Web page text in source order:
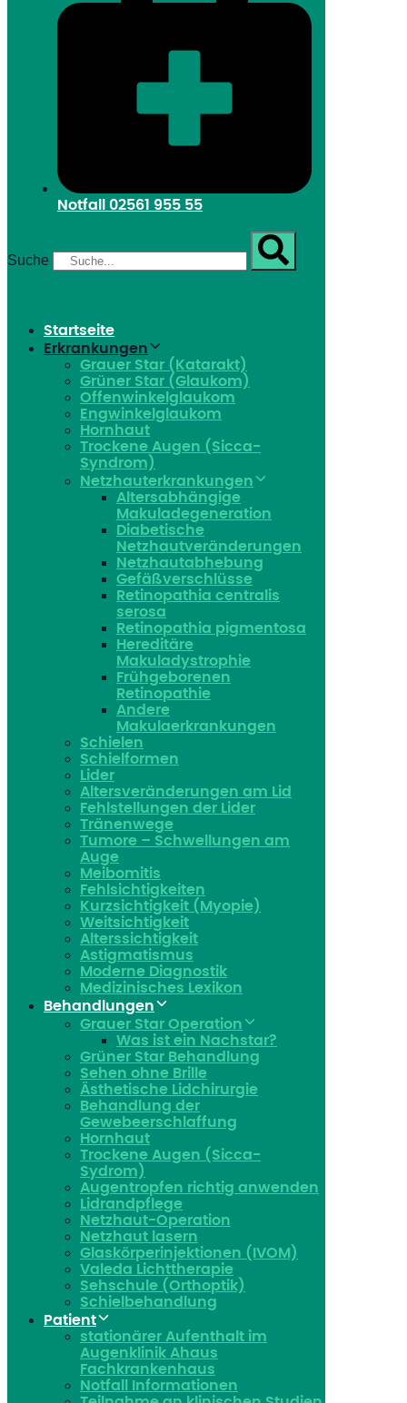
Notfall 02561 955 55
Suche
Startseite
Erkrankungen
Grauer Star (Katarakt)
Grüner Star (Glaukom)
Offenwinkelglaukom
Engwinkelglaukom
Hornhaut
Trockene Augen (Sicca-
Syndrom)
Netzhauterkrankungen
Altersabhängige
Makuladegeneration
Diabetische
Netzhautveränderungen
Netzhautabhebung
Gefäßverschlüsse
Retinopathia centralis
serosa
Retinopathia pigmentosa
Hereditäre
Makuladystrophie
Frühgeborenen
Retinopathie
Andere
Makulaerkrankungen
Schielen
Schielformen
Lider
Altersveränderungen am Lid
Fehlstellungen der Lider
Tränenwege
Tumore – Schwellungen am
Auge
Meibomitis
Fehlsichtigkeiten
Kurzsichtigkeit (Myopie)
Weitsichtigkeit
Alterssichtigkeit
Astigmatismus
Moderne Diagnostik
Medizinisches Lexikon
Behandlungen
Grauer Star Operation
Was ist ein Nachstar?
Grüner Star Behandlung
Sehen ohne Brille
Ästhetische Lidchirurgie
Behandlung der
Gewebeerschlaffung
Hornhaut
Trockene Augen (Sicca-
Sydrom)
Augentropfen richtig anwenden
Lidrandpflege
Netzhaut-Operation
Netzhaut lasern
Glaskörperinjektionen (IVOM)
Valeda Lichttherapie
Sehschule (Orthoptik)
Schielbehandlung
Patient
stationärer Aufenthalt im
Augenklinik Ahaus
Fachkrankenhaus
Notfall Informationen